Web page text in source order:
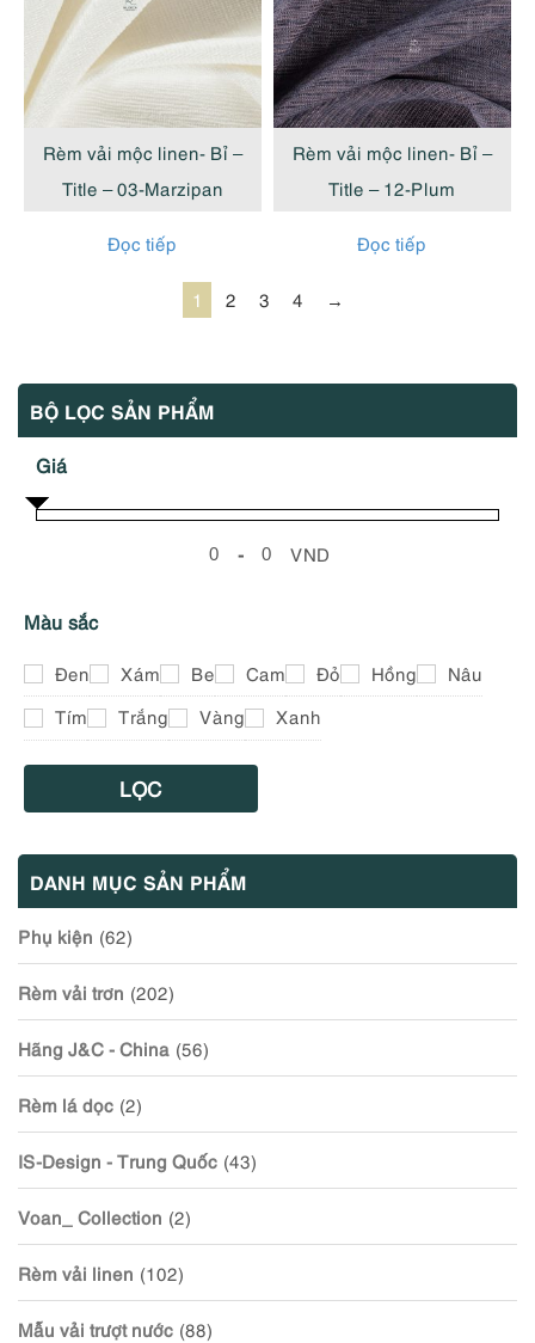
Rèm vải mộc linen- Bỉ –
Title – 03-Marzipan
Đọc tiếp
Rèm vải mộc linen- Bỉ –
Title – 12-Plum
Đọc tiếp
1 2 3 4 →
BỘ LỌC SẢN PHẨM
Giá
Minimum Price
-
Maximum Price
VND
Màu sắc
Đen Xám Be Cam Đỏ Hồng
Nâu
Tím
Trắng Vàng Xanh
LỌC
DANH MỤC SẢN PHẨM
Phụ kiện (62)
Rèm vải trơn (202)
Hãng J&C - China (56)
Rèm lá dọc (2)
IS-Design - Trung Quốc (43)
Voan_ Collection (2)
Rèm vải linen (102)
Mẫu vải trượt nước (88)